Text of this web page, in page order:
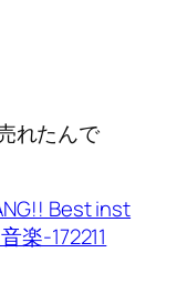
れたんで